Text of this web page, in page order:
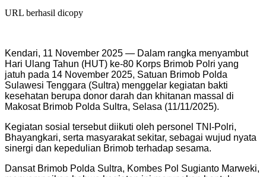
URL berhasil dicopy
Kendari, 11 November 2025 — Dalam rangka menyambut
Hari Ulang Tahun (HUT) ke-80 Korps Brimob Polri yang
jatuh pada 14 November 2025, Satuan Brimob Polda
Sulawesi Tenggara (Sultra) menggelar kegiatan bakti
kesehatan berupa donor darah dan khitanan massal di
Makosat Brimob Polda Sultra, Selasa (11/11/2025).
Kegiatan sosial tersebut diikuti oleh personel TNI-Polri,
Bhayangkari, serta masyarakat sekitar, sebagai wujud nyata
sinergi dan kepedulian Brimob terhadap sesama.
Dansat Brimob Polda Sultra, Kombes Pol Sugianto Marweki,